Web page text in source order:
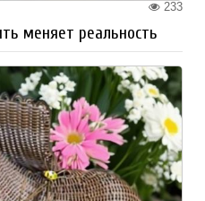
233
меняет реальность